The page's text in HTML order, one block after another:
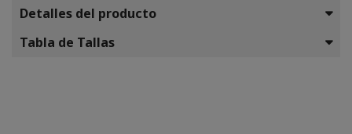
Detalles del producto
Tabla de Tallas